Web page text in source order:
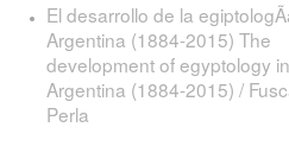
El desarrollo de la
Argentina (1884-2015) The
development of egyptology in
Argentina (1884-2015) /
Perla